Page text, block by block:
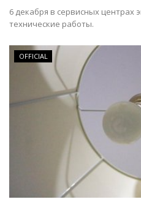
6 декабря в сервисных центрах
технические работы.
OFFICIAL